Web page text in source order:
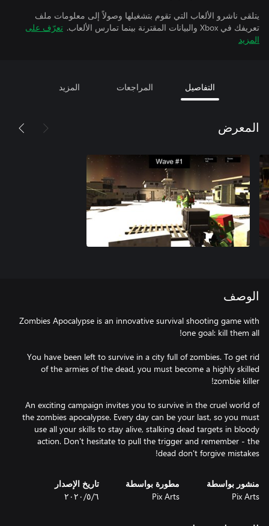
يتلقى ناشرو الألعاب التي تقوم بتشغيلها وصولاً إلى معلومات ملف
تعريفك في Xbox والبيانات المقترنة بينما تمارس الألعاب.
تعرّف على
المزيد
التفاصيل المراجعات المزيد
المعرض
الوصف
Zombies Apocalypse is an innovative survival shooting game with
You have been left to survive in a city full of zombies. To get rid
of the armies of the dead, you must become a highly skilled
An exciting campaign invites you to survive in the cruel world of
the zombies apocalypse. Every day can be your last, so you must
use all your skills to stay alive, stalking dead targets in bloody
action. Don't hesitate to pull the trigger and remember - the
dead don't forgive mistakes!
منشور بواسطة
Pix Arts
مطورة بواسطة
Pix Arts
تاريخ الإصدار
٦‏/٥‏/٢٠٢٠